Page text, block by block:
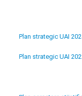
Plan strategic UAI
Plan strategic UAI